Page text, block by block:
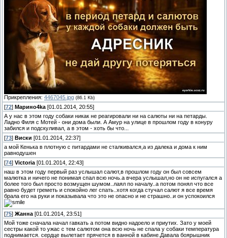
Прикрепления: 4467045.jpg (86.1 Kb)
[72] Марино4kа [01.01.2014, 20:55]
А у нас в этом году собаки никак не реагировали ни на салюты ни на петарды.
Ладно Филя с Мотей - они дома были. А Амур на улице в прошлом году в конуру
забился и подскуливал, а в этом - хоть бы что...
[73] Виски [01.01.2014, 22:37]
а мой Кенька в плотную с питардами не сталкивался,а из далека и дома к ним
равнодушен
[74] Victoria [01.01.2014, 22:43]
наш в этом году первый раз услышал салют,в прошлом году он был совсем
малютка и ничего не понимая спал всю ночь.а вчера услышал,но он не испугался а
более того был просто возмущен шумом..лаял по началу..а потом понял что все
равно будет греметь и спокойно лег спать..хотя когда стучал салют я все время
брала его на руки и показывала что это не опасно и не страшно..и он успокоился
[75] Жанна [01.01.2014, 23:51]
Мой тоже сначала начал гавкать а потом видно надоело и приутих. Зато у моей
сестры какой то ужас с тем салютом она всю ночь не спала у собаки температура
поднимается. сердце вылетает прячется в ванной в кабине.Давала боярышник